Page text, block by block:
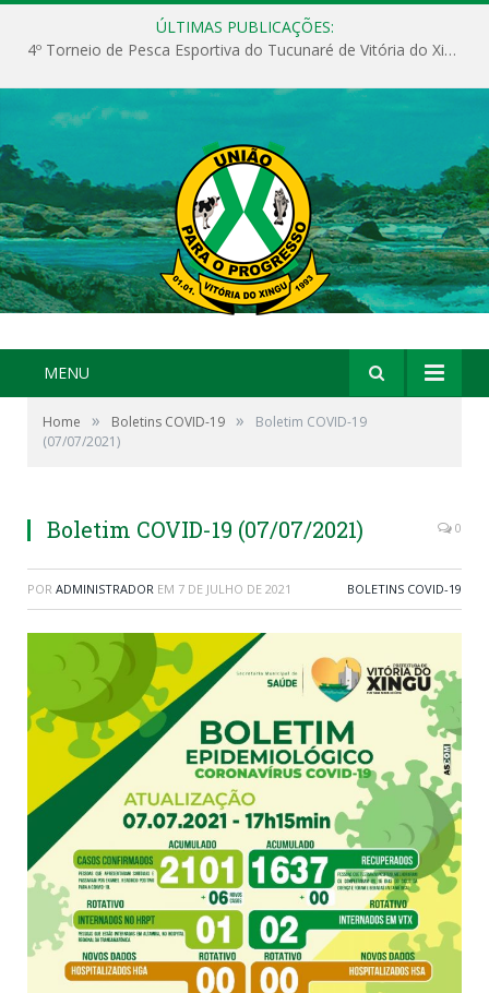
ÚLTIMAS PUBLICAÇÕES:
4º Torneio de Pesca Esportiva do Tucunaré de Vitória do Xingu
MENU
Home » Boletins COVID-19 »
Boletim COVID-19
(07/07/2021)
Boletim COVID-19 (07/07/2021) 0
POR ADMINISTRADOR EM 7 DE JULHO DE 2021 BOLETINS COVID-19